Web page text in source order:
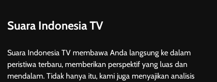
Suara Indonesia TV
Suara Indonesia TV membawa Anda langsung ke dalam
peristiwa terbaru, memberikan perspektif yang luas dan
mendalam. Tidak hanya itu, kami juga menyajikan analisis